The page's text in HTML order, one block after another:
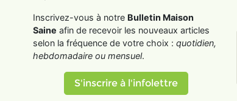
Inscrivez-vous à notre Bulletin Maison
Saine afin de recevoir les nouveaux articles
selon la fréquence de votre choix : quotidien,
hebdomadaire ou mensuel.
S'inscrire à l'infolettre